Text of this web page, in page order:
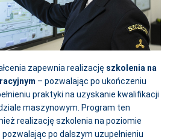
zapewnia realizację szkolenia na
– pozwalając po ukończeniu
praktyki na uzyskanie kwalifikacji
maszynowym. Program ten
realizację szkolenia na poziomie
po dalszym uzupełnieniu